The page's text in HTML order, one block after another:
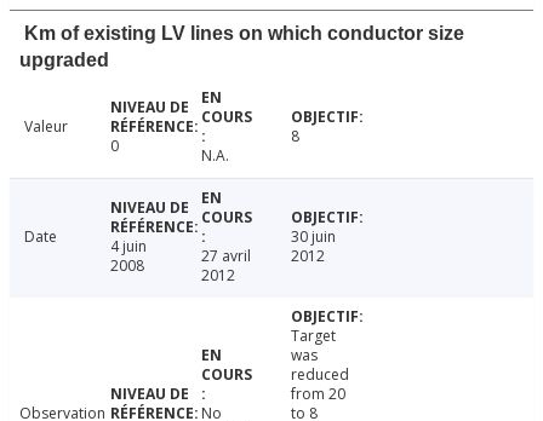
Km of existing LV lines on which conductor size
upgraded
Valeur
0
N.A.
8
Date
4 juin
2008
27 avril
2012
30 juin
2012
Observation
No
Target
was
reduced
from 20
to 8